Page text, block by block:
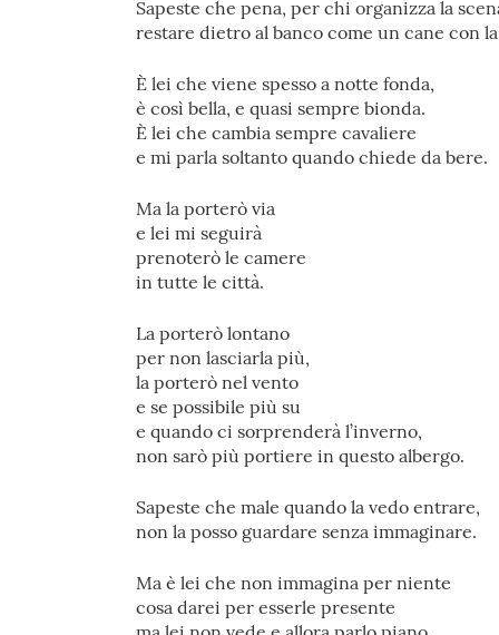
Sapeste che pena, per chi organizza la
restare dietro al banco come un cane con
È lei che viene spesso a notte fonda,
è così bella, e quasi sempre bionda.
È lei che cambia sempre cavaliere
e mi parla soltanto quando chiede da bere.
Ma la porterò via
e lei mi seguirà
prenoterò le camere
in tutte le città.
La porterò lontano
per non lasciarla più,
la porterò nel vento
e se possibile più su
e quando ci sorprenderà l’inverno,
non sarò più portiere in questo albergo.
Sapeste che male quando la vedo entrare,
non la posso guardare senza immaginare.
Ma è lei che non immagina per niente
cosa darei per esserle presente